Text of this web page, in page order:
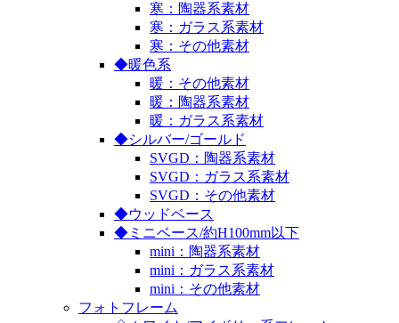
寒：陶器系素材
寒：ガラス系素材
寒：その他素材
◆暖色系
暖：その他素材
暖：陶器系素材
暖：ガラス系素材
◆シルバー/ゴールド
SVGD：陶器系素材
SVGD：ガラス系素材
SVGD：その他素材
◆ウッドベース
◆ミニベース/約H100mm以下
mini：陶器系素材
mini：ガラス系素材
mini：その他素材
フォトフレーム